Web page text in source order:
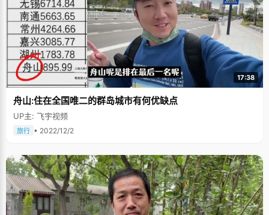
17:38
舟山:住在全国唯二的群岛城市有何优缺点
UP主: 飞宇视频
旅行 • 2022/12/2